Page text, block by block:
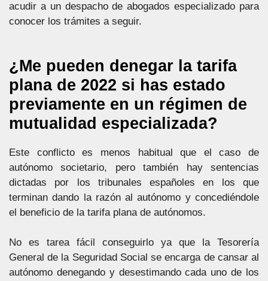
acudir a un despacho de abogados especializado para
conocer los trámites a seguir.
¿Me pueden denegar la tarifa
plana de 2022 si has estado
previamente en un régimen de
mutualidad especializada?
Este conflicto es menos habitual que el caso de
autónomo societario, pero también hay sentencias
dictadas por los tribunales españoles en los que
terminan dando la razón al autónomo y concediéndole
el beneficio de la tarifa plana de autónomos.
No es tarea fácil conseguirlo ya que la Tesorería
General de la Seguridad Social se encarga de cansar al
autónomo denegando y desestimando cada uno de los